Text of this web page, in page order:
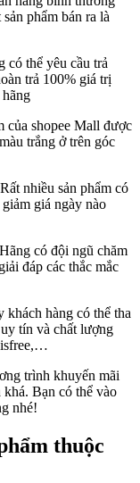
phẩm bán ra là
có thể yêu cầu trả
trả 100% giá trị
của shopee Mall được
trắng ở trên góc
nhiều sản phẩm có
giá ngày nào
có đội ngũ chăm
đáp các thắc mắc
hàng có thể tha
tín và chất lượng
trình khuyến mãi
Bạn có thể vào
nhé!
thuộc